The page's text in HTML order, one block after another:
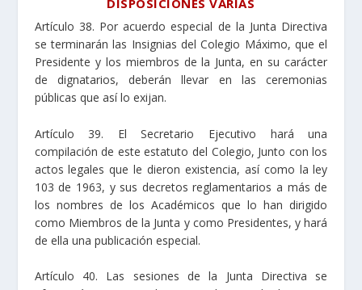
DISPOSICIONES VARIAS
Artículo 38. Por acuerdo especial de la Junta Directiva
se terminarán las Insignias del Colegio Máximo, que el
Presidente y los miembros de la Junta, en su carácter
de dignatarios, deberán llevar en las ceremonias
públicas que así lo exijan.
Artículo 39. El Secretario Ejecutivo hará una
compilación de este estatuto del Colegio, Junto con los
actos legales que le dieron existencia, así como la ley
103 de 1963, y sus decretos reglamentarios a más de
los nombres de los Académicos que lo han dirigido
como Miembros de la Junta y como Presidentes, y hará
de ella una publicación especial.
Artículo 40. Las sesiones de la Junta Directiva se